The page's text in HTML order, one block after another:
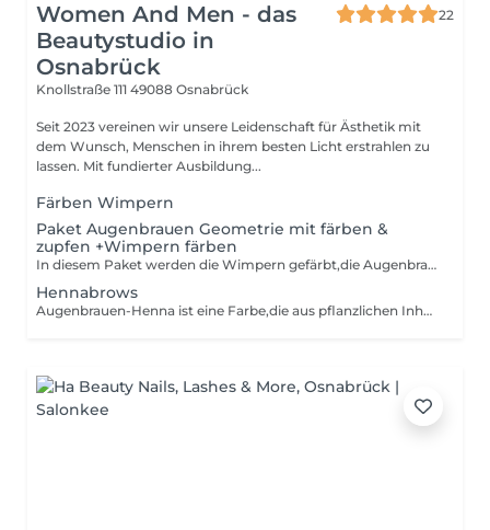
Women And Men - das
Beautystudio in
Osnabrück
22
Knollstraße 111 49088 Osnabrück
Seit 2023 vereinen wir unsere Leidenschaft für Ästhetik mit
dem Wunsch, Menschen in ihrem besten Licht erstrahlen zu
lassen. Mit fundierter Ausbildung...
Färben Wimpern
Paket Augenbrauen Geometrie mit färben &
zupfen +Wimpern färben
In diesem Paket werden die Wimpern gefärbt,die Augenbrauen zuerst ausgemessen und vorgezeichnet,um eine gleichmäßige Form zu kreieren. Danach werden die Augenbrauen gefärbt,gewachst und gezupft.
Hennabrows
Augenbrauen-Henna ist eine Farbe,die aus pflanzlichen Inhaltsstoffen besteht. Diese Behandlung beinhaltet: Pflegemaske,Vorzeichnung/Ausmessen,Henna Farbe,entwachsen & zupfen. Diese Behandlung eignet sich am besten für Kunden,die Lückenhafte oder helle Augenbrauen haben. Sie wissen nicht,welche Behandlung für Sie am besten ist?-Keine Sorge wir beraten Sie gerne entweder beim Termin oder per Instagram @womenandmen.os